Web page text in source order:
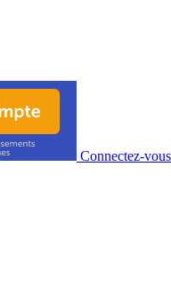
Connectez-